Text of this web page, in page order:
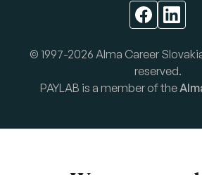
© 1997-2026 Alma Career
reserved.
PAYLAB is a member of the